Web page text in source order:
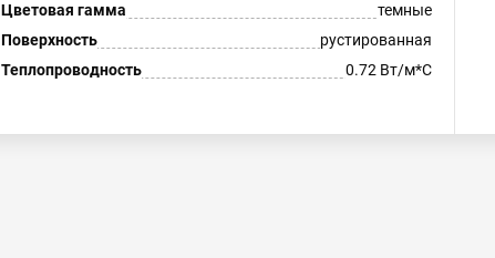
Цветовая гамма
темные
Поверхность
рустированная
Теплопроводность 0.72 Вт/м*С